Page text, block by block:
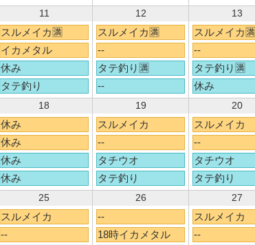
11
スルメイカ🈵
イカメタル
休み
タテ釣り
12
スルメイカ🈵
--
タテ釣り🈵
--
13
スルメイカ🈵
--
タテ釣り🈵
休み
18
休み
休み
休み
休み
19
スルメイカ
--
タチウオ
タテ釣り
20
スルメイカ
--
タチウオ
タテ釣り
25
スルメイカ
--
26
--
18時イカメタル
27
スルメイカ
--